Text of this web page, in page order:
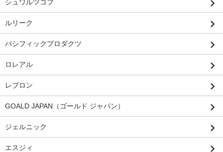
シュワルツコフ
ルリーク
パシフィックプロダクツ
ロレアル
レブロン
GOALD JAPAN（ゴールド ジャパン）
ジェルニック
エスジィ